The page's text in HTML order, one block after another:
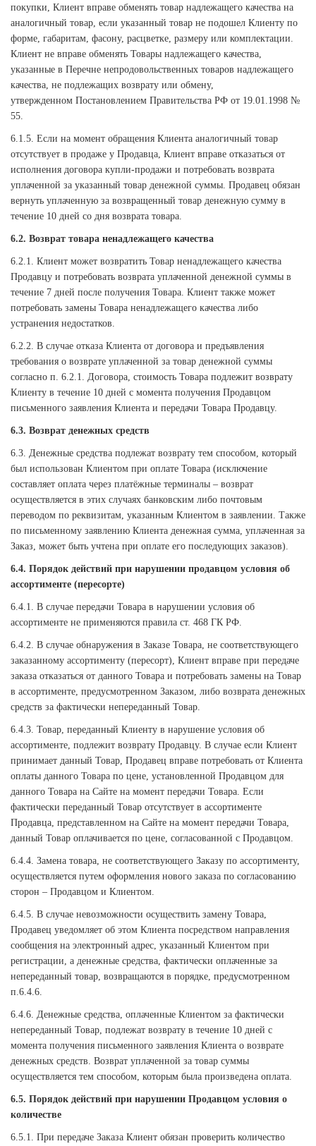
покупки, Клиент вправе обменять товар надлежащего качества на
аналогичный товар, если указанный товар не подошел Клиенту по
форме, габаритам, фасону, расцветке, размеру или комплектации.
Клиент не вправе обменять Товары надлежащего качества,
указанные в Перечне непродовольственных товаров надлежащего
качества, не подлежащих возврату или обмену,
утвержденном Постановлением Правительства РФ от 19.01.1998 №
55.
6.1.5. Если на момент обращения Клиента аналогичный товар
отсутствует в продаже у Продавца, Клиент вправе отказаться от
исполнения договора купли-продажи и потребовать возврата
уплаченной за указанный товар денежной суммы. Продавец обязан
вернуть уплаченную за возвращенный товар денежную сумму в
течение 10 дней со дня возврата товара.
6.2. Возврат товара ненадлежащего качества
6.2.1. Клиент может возвратить Товар ненадлежащего качества
Продавцу и потребовать возврата уплаченной денежной суммы в
течение 7 дней после получения Товара. Клиент также может
потребовать замены Товара ненадлежащего качества либо
устранения недостатков.
6.2.2. В случае отказа Клиента от договора и предъявления
требования о возврате уплаченной за товар денежной суммы
согласно п. 6.2.1. Договора, стоимость Товара подлежит возврату
Клиенту в течение 10 дней с момента получения Продавцом
письменного заявления Клиента и передачи Товара Продавцу.
6.3. Возврат денежных средств
6.3. Денежные средства подлежат возврату тем способом, который
был использован Клиентом при оплате Товара (исключение
составляет оплата через платёжные терминалы – возврат
осуществляется в этих случаях банковским либо почтовым
переводом по реквизитам, указанным Клиентом в заявлении. Также
по письменному заявлению Клиента денежная сумма, уплаченная за
Заказ, может быть учтена при оплате его последующих заказов).
6.4. Порядок действий при нарушении продавцом условия об
ассортименте (пересорте)
6.4.1. В случае передачи Товара в нарушении условия об
ассортименте не применяются правила ст. 468 ГК РФ.
6.4.2. В случае обнаружения в Заказе Товара, не соответствующего
заказанному ассортименту (пересорт), Клиент вправе при передаче
заказа отказаться от данного Товара и потребовать замены на Товар
в ассортименте, предусмотренном Заказом, либо возврата денежных
средств за фактически непереданный Товар.
6.4.3. Товар, переданный Клиенту в нарушение условия об
ассортименте, подлежит возврату Продавцу. В случае если Клиент
принимает данный Товар, Продавец вправе потребовать от Клиента
оплаты данного Товара по цене, установленной Продавцом для
данного Товара на Сайте на момент передачи Товара. Если
фактически переданный Товар отсутствует в ассортименте
Продавца, представленном на Сайте на момент передачи Товара,
данный Товар оплачивается по цене, согласованной с Продавцом.
6.4.4. Замена товара, не соответствующего Заказу по ассортименту,
осуществляется путем оформления нового заказа по согласованию
сторон – Продавцом и Клиентом.
6.4.5. В случае невозможности осуществить замену Товара,
Продавец уведомляет об этом Клиента посредством направления
сообщения на электронный адрес, указанный Клиентом при
регистрации, а денежные средства, фактически оплаченные за
непереданный товар, возвращаются в порядке, предусмотренном
п.6.4.6.
6.4.6. Денежные средства, оплаченные Клиентом за фактически
непереданный Товар, подлежат возврату в течение 10 дней с
момента получения письменного заявления Клиента о возврате
денежных средств. Возврат уплаченной за товар суммы
осуществляется тем способом, которым была произведена оплата.
6.5. Порядок действий при нарушении Продавцом условия о
количестве
6.5.1. При передаче Заказа Клиент обязан проверить количество